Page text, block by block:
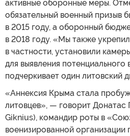
активные оборонные меры.
обязательный военный призыв
в 2015 году, а оборонный
в 2018 году. «Мы также
в частности, установили
для выявления
подчеркивает один литовский
«Аннексия Крыма стала
литовцев», — говорит Донатас
Giknius), командир роты в
военизированной организации